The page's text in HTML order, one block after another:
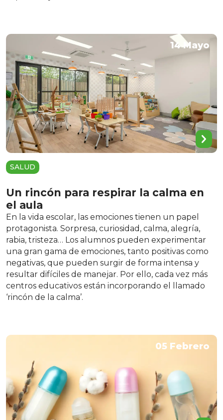
14 Mayo
SALUD
Un rincón para respirar la calma en
el aula
En la vida escolar, las emociones tienen un papel
protagonista. Sorpresa, curiosidad, calma, alegría,
rabia, tristeza… Los alumnos pueden experimentar
una gran gama de emociones, tanto positivas como
negativas, que pueden surgir de forma intensa y
resultar difíciles de manejar. Por ello, cada vez más
centros educativos están incorporando el llamado
‘rincón de la calma’.
05 Febrero